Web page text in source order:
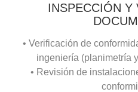
INSPECCIÓN Y
• Verificación de
ingeniería (planimetría
• Revisión de